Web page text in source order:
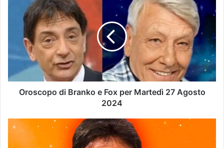
Oroscopo di Branko e Fox per Martedì 27 Agosto
2024